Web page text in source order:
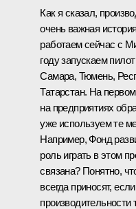
Как я сказал,
очень важная
работаем сейчас с
году запускаем
Самара, Тюмень,
Татарстан. На
на предприятиях
уже используем те
Например, Фонд
роль играть в этом
связана? Понятно,
всегда приносят,